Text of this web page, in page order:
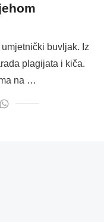
buvljak. Iz
plagijata i kiča.
na …